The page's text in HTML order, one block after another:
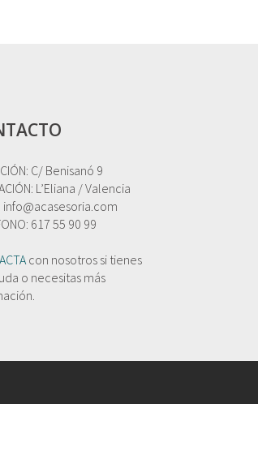
C/ Benisanó 9
L’Eliana / Valencia
info@acasesoria.com
617 55 90 99
con nosotros si tienes
o necesitas más